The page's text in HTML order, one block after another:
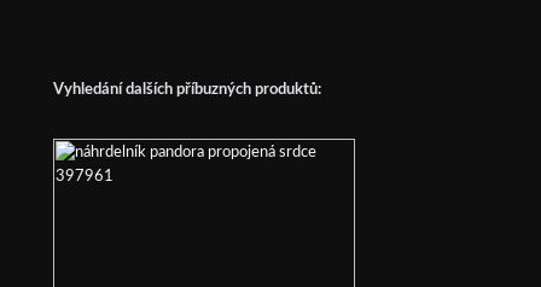
Vyhledání dalších příbuzných produktů: